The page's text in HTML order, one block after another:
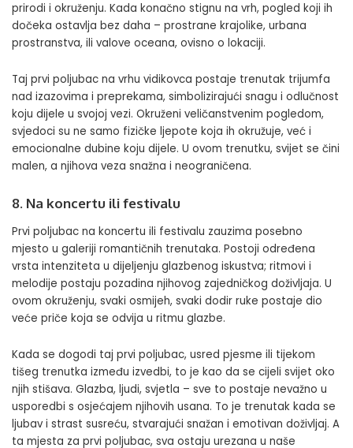
prirodi i okruženju. Kada konačno stignu na vrh, pogled koji ih
dočeka ostavlja bez daha – prostrane krajolike, urbana
prostranstva, ili valove oceana, ovisno o lokaciji.
Taj prvi poljubac na vrhu vidikovca postaje trenutak trijumfa
nad izazovima i preprekama, simbolizirajući snagu i odlučnost
koju dijele u svojoj vezi. Okruženi veličanstvenim pogledom,
svjedoci su ne samo fizičke ljepote koja ih okružuje, već i
emocionalne dubine koju dijele. U ovom trenutku, svijet se čini
malen, a njihova veza snažna i neograničena.
8. Na koncertu ili festivalu
Prvi poljubac na koncertu ili festivalu zauzima posebno
mjesto u galeriji romantičnih trenutaka. Postoji određena
vrsta intenziteta u dijeljenju glazbenog iskustva; ritmovi i
melodije postaju pozadina njihovog zajedničkog doživljaja. U
ovom okruženju, svaki osmijeh, svaki dodir ruke postaje dio
veće priče koja se odvija u ritmu glazbe.
Kada se dogodi taj prvi poljubac, usred pjesme ili tijekom
tišeg trenutka između izvedbi, to je kao da se cijeli svijet oko
njih stišava. Glazba, ljudi, svjetla – sve to postaje nevažno u
usporedbi s osjećajem njihovih usana. To je trenutak kada se
ljubav i strast susreću, stvarajući snažan i emotivan doživljaj. A
ta mjesta za prvi poljubac, sva ostaju urezana u naše